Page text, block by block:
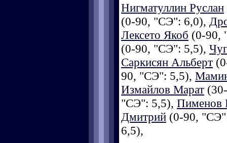
Нигматуллин Руслан
(0-90, "СЭ": 6,0),
Лексето Якоб (0-90,
(0-90, "СЭ": 5,5),
Саркисян Альберт
90, "СЭ": 5,5),
Измайлов Марат
"СЭ": 5,5), Пименов
Дмитрий (0-90,
6,5),